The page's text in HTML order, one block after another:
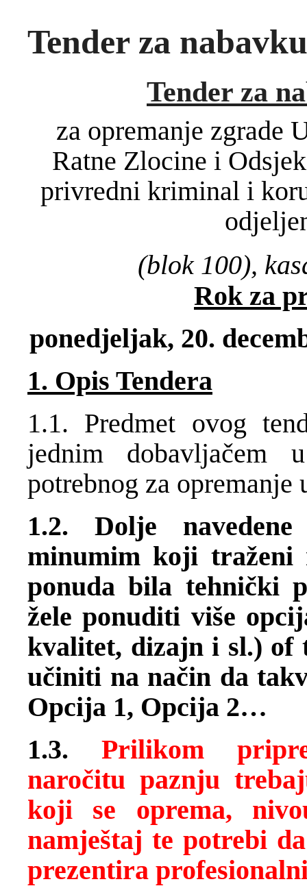
Tender za
Tender za
za opremanje zgrade
Ratne Zlocine i
privredni kriminal i
(blok 100),
Rok za
ponedjeljak, 20.
1. Opis Tendera
1.1. Predmet ovog
jednim dobavljačem
potrebnog za
1.2. Dolje
minumim koji traženi
ponuda bila tehnički
žele ponuditi više
kvalitet, dizajn i sl.) of
učiniti na način da
Opcija 1, Opcija 2…
1.3.
Prilikom
naročitu paznju
koji se oprema,
namještaj te potrebi
prezentira